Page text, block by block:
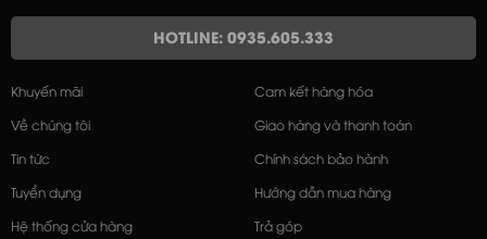
HOTLINE: 0935.605.333
Khuyến mãi
Về chúng tôi
Tin tức
Tuyển dụng
Hệ thống cửa hàng
Cam kết hàng hóa
Giao hàng và thanh toán
Chính sách bảo hành
Hướng dẫn mua hàng
Trả góp